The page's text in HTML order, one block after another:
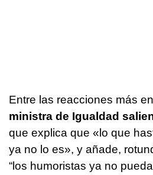
Entre las reacciones más
ministra de Igualdad
que explica que «lo que
ya no lo es», y añade,
“los humoristas ya no